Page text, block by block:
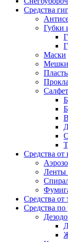
Средства
Губки
Маски
Мешки
Средства
Ленты
Средства от
Средства по